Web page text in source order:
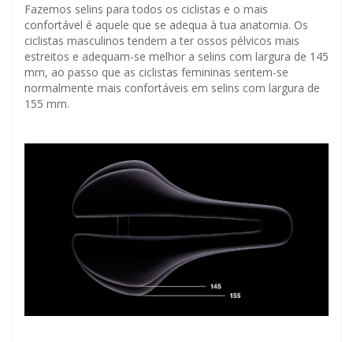
Fazemos selins para todos os ciclistas e o mais
confortável é aquele que se adequa à tua anatomia. Os
ciclistas masculinos tendem a ter ossos pélvicos mais
estreitos e adequam-se melhor a selins com largura de 145
mm, ao passo que as ciclistas femininas sentem-se
normalmente mais confortáveis em selins com largura de
155 mm.